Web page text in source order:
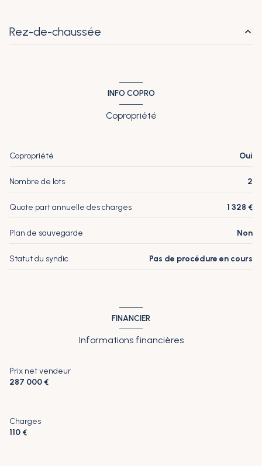
2ème étage
Rez-de-chaussée
chambre 13.28 m²
placards 0.37 m²
1.32 m²
INFO COPRO
Copropriété
Copropriété Oui
Nombre de lots 2
Quote part annuelle des charges 1 328 €
Plan de sauvegarde Non
Statut du syndic Pas de procédure en cours
FINANCIER
Informations financières
Prix net vendeur
287 000 €
Charges
110 €